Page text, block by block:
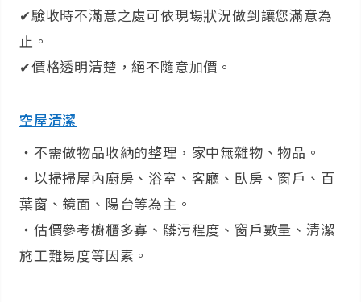
✔驗收時不滿意之處可依現場狀況做到讓您滿意為
止。
✔價格透明清楚，絕不隨意加價。
空屋清潔
‧不需做物品收納的整理，家中無雜物、物品。
‧以掃掃屋內廚房、浴室、客廳、臥房、窗戶、百
葉窗、鏡面、陽台等為主。
‧估價參考櫥櫃多寡、髒污程度、窗戶數量、清潔
施工難易度等因素。